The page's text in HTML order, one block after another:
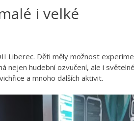
i velké
Liberec. Děti měly možnost
nejen hudební ozvučení, ale i
a mnoho dalších aktivit.